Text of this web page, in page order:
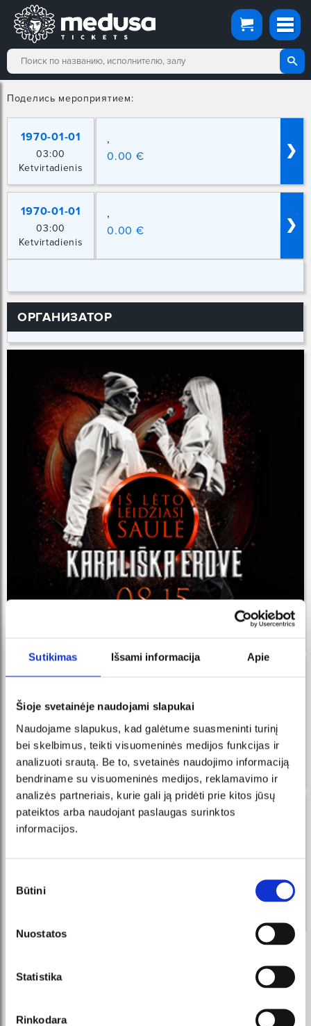
Sutikimas Išsami informacija Apie
Šioje svetainėje naudojami slapukai
Naudojame slapukus, kad galėtume suasmeninti turinį
bei skelbimus, teikti visuomeninės medijos funkcijas ir
analizuoti srautą. Be to, svetainės naudojimo informaciją
bendriname su visuomeninės medijos, reklamavimo ir
analizės partneriais, kurie gali ją pridėti prie kitos jūsų
pateiktos arba naudojant paslaugas surinktos
informacijos.
pasirinkimas
Būtini
Nuostatos
Statistika
Rinkodara
Поделись мероприятием:
1970-01-01
03:00
Ketvirtadienis
,
0.00 €
❯
1970-01-01
03:00
Ketvirtadienis
,
0.00 €
❯
ОРГАНИЗАТОР
регистрируйтесь и Вы всегда первыми узнаете о
новых мероприятиях и акциях!
Получайте сообщения в
Messenger и приобретайте
билеты прямо у нашего
интеллектуального робота!
ПОДПИСАТЬСЯ
новости по эл. почте
ПОДПИСАТЬСЯ